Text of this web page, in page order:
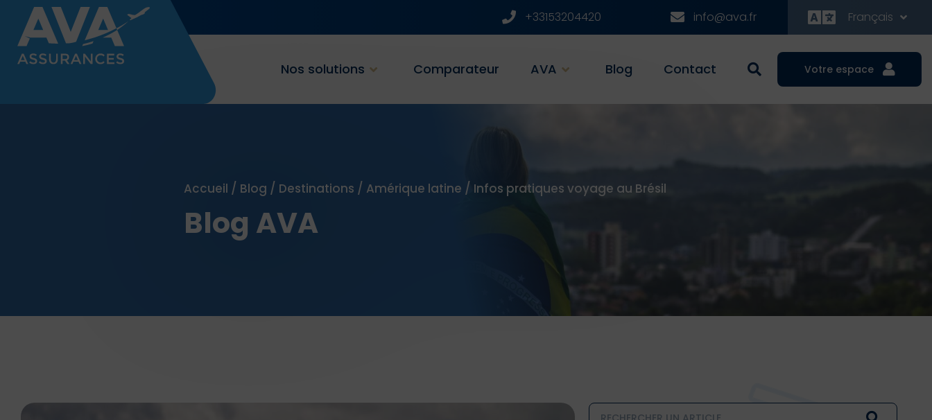
+33153204420 info@ava.fr Français
Nos solutions Comparateur AVA Blog Contact Votre espace
Accueil / Blog / Destinations / Amérique latine / Infos pratiques voyage au Brésil
Blog AVA